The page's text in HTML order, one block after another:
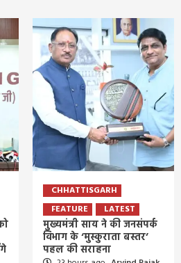
CHHATTISGARH
FEATURE
LATEST
मुख्यमंत्री साय ने की जनसंपर्क
विभाग के ‘मुस्कुराता बस्तर’
पहल की सराहना